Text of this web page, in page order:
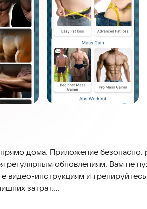
дома. Приложение безопасно,
регулярным обновлениям. Вам не
видео-инструкциям и
затрат.